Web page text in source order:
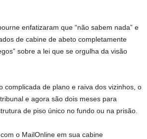
enfatizaram que “não sabem nada” e
de cabine de abeto completamente
sobre a lei que se orgulha da visão
complicada de plano e raiva dos vizinhos, o
e agora são dois meses para
de piso único no fundo ou na prisão.
o MailOnline em sua cabine